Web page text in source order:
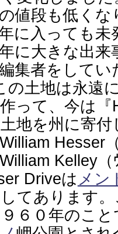
値段も低くな
に入っても
に大きな出来
集者をして
土地は永遠
って、今は
地を州に寄
Hesser
Kelley
Driveは メン
てあります
６０年のこ